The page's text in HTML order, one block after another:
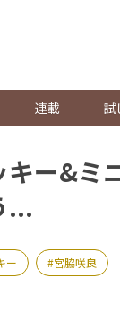
連載 試
キー&
...
ー 宮脇咲良